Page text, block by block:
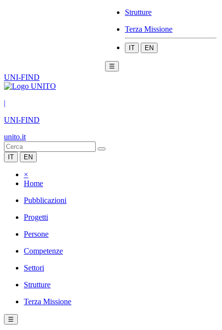
Strutture
Terza Missione
IT EN
☰
UNI-FIND
|
UNI-FIND
unito.it
IT EN
×
Home
Pubblicazioni
Progetti
Persone
Competenze
Settori
Strutture
Terza Missione
☰